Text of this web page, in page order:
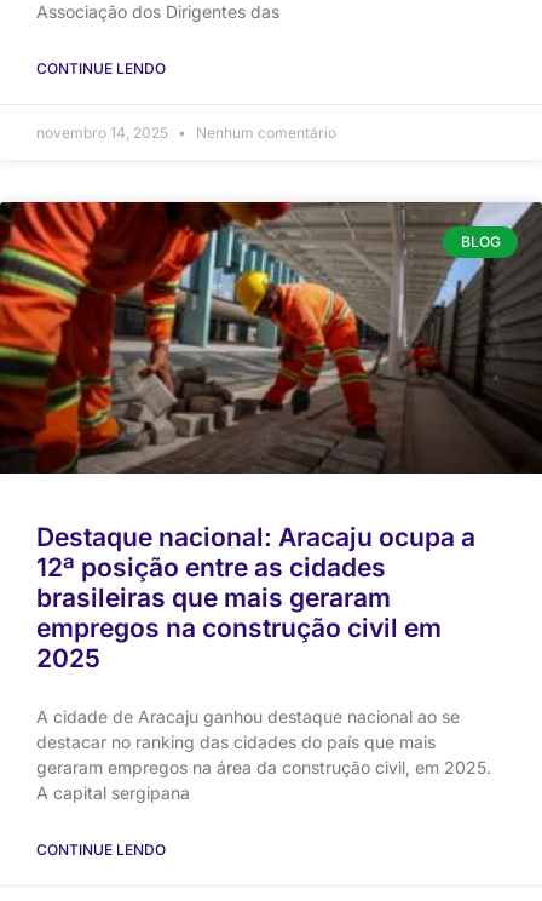
Associação dos Dirigentes das
CONTINUE LENDO
novembro 14, 2025 Nenhum comentário
BLOG
Destaque nacional: Aracaju ocupa a
12ª posição entre as cidades
brasileiras que mais geraram
empregos na construção civil em
2025
A cidade de Aracaju ganhou destaque nacional ao se
destacar no ranking das cidades do país que mais
geraram empregos na área da construção civil, em 2025.
A capital sergipana
CONTINUE LENDO